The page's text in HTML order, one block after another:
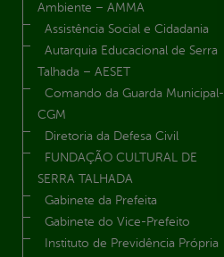
Ambiente – AMMA
Assistência Social e Cidadania
Autarquia Educacional de Serra
Talhada – AESET
Comando da Guarda Municipal-
CGM
Diretoria da Defesa Civil
FUNDAÇÃO CULTURAL DE
SERRA TALHADA
Gabinete da Prefeita
Gabinete do Vice-Prefeito
Instituto de Previdência Própria